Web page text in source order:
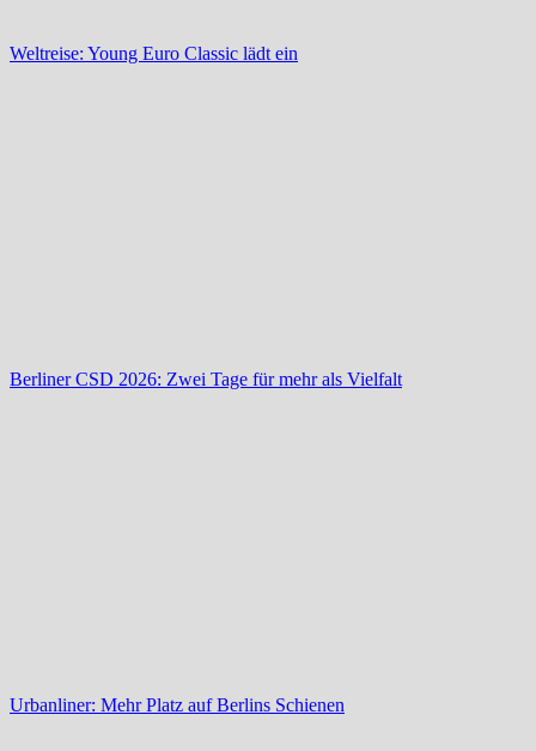
Weltreise: Young Euro Classic lädt ein
Berliner CSD 2026: Zwei Tage für mehr als Vielfalt
Urbanliner: Mehr Platz auf Berlins Schienen